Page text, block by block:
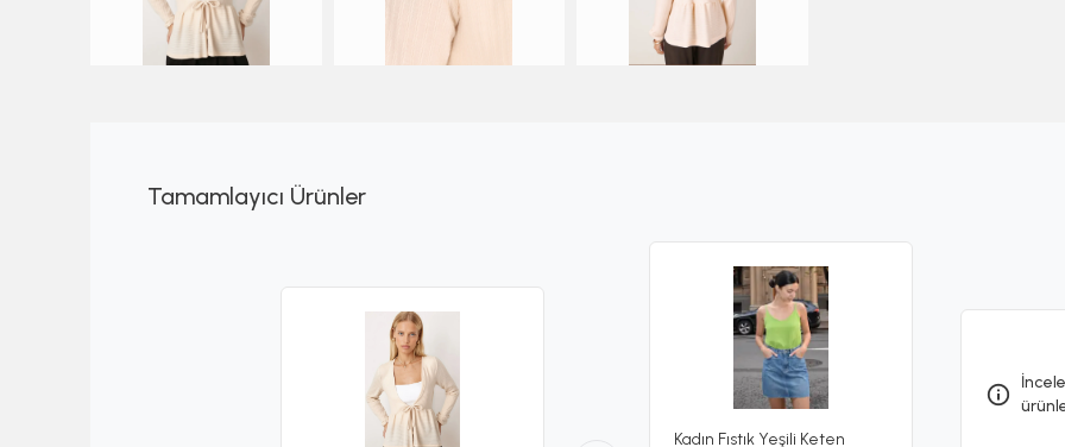
Tamamlayıcı Ürünler
Kadın Fıstık Yeşili Keten